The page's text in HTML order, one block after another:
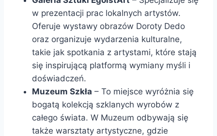
w prezentacji prac lokalnych artystów.
Oferuje wystawy obrazów Doroty Dedo
oraz organizuje wydarzenia kulturalne,
takie jak spotkania z artystami, które stają
się inspirującą platformą wymiany myśli i
doświadczeń.
Muzeum Szkła – To miejsce wyróżnia się
bogatą kolekcją szklanych wyrobów z
całego świata. W Muzeum odbywają się
także warsztaty artystyczne, gdzie